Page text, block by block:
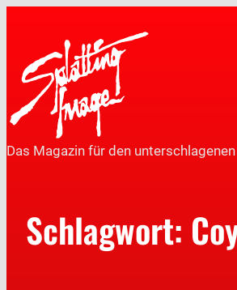
Das Magazin für den
Schlagwort: